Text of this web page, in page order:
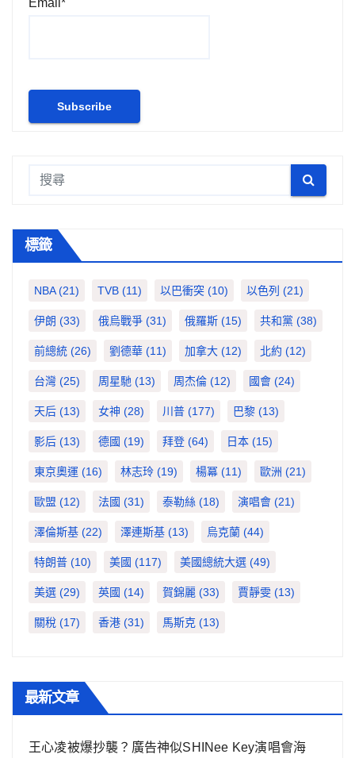
頁
Email*
標籤
NBA(21) TVB (11) 以巴衝突 (10) 以色列 (21)
伊朗 (33) 俄烏戰爭 (31) 俄羅斯 (15) 共和黨 (38)
前總統 (26) 劉德華 (11) 加拿大 (12) 北約 (12)
台灣 (25) 周星馳 (13) 周杰倫 (12) 國會 (24)
天后 (13) 女神 (28) 川普 (177) 巴黎 (13)
影后 (13) 德國 (19) 拜登 (64) 日本 (15)
東京奧運 (16) 林志玲 (19) 楊冪 (11) 歐洲 (21)
歐盟 (12) 法國 (31) 泰勒絲 (18) 演唱會 (21)
澤倫斯基 (22) 澤連斯基 (13) 烏克蘭 (44)
特朗普 (10) 美國 (117) 美國總統大選 (49)
美選 (29) 英國 (14) 賀錦麗 (33) 賈靜雯 (13)
關稅 (17) 香港 (31) 馬斯克 (13)
最新文章
王心凌被爆抄襲？廣告神似SHINee Key演唱會海